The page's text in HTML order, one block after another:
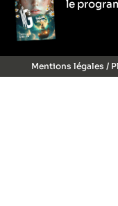
le
Mentions légales /